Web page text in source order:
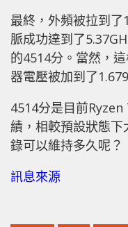
最終，外頻被拉到
脈成功達到了
的4514分。當然，
器電壓被加到了
4514分是目前
績，相較預設狀態
錄可以維持多久呢？
訊息來源